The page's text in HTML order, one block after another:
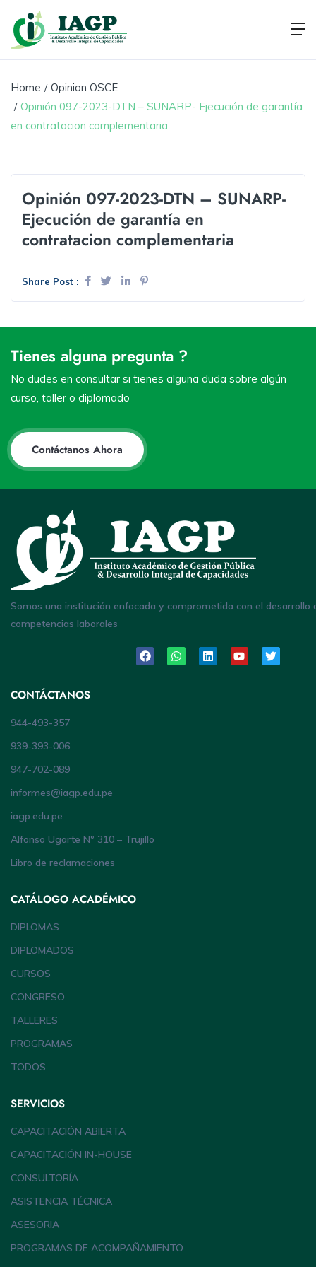
Home
Opinion OSCE
Opinión 097-2023-DTN – SUNARP- Ejecución de garantía
en contratacion complementaria
Opinión 097-2023-DTN – SUNARP-
Ejecución de garantía en
contratacion complementaria
Share Post :
Tienes alguna pregunta ?
No dudes en consultar si tienes alguna duda sobre algún
curso, taller o diplomado
Contáctanos Ahora
Somos una institución enfocada y comprometida con el desarrollo
competencias laborales
CONTÁCTANOS
944-493-357
939-393-006
947-702-089
informes@iagp.edu.pe
iagp.edu.pe
Alfonso Ugarte Nº 310 – Trujillo
Libro de reclamaciones
CATÁLOGO ACADÉMICO
DIPLOMAS
DIPLOMADOS
CURSOS
CONGRESO
TALLERES
PROGRAMAS
TODOS
SERVICIOS
CAPACITACIÓN ABIERTA
CAPACITACIÓN IN-HOUSE
CONSULTORÍA
ASISTENCIA TÉCNICA
ASESORIA
PROGRAMAS DE ACOMPAÑAMIENTO